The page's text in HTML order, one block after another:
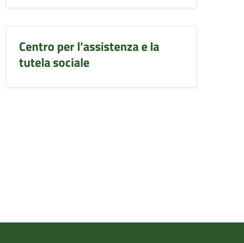
Centro per l'assistenza e la
tutela sociale